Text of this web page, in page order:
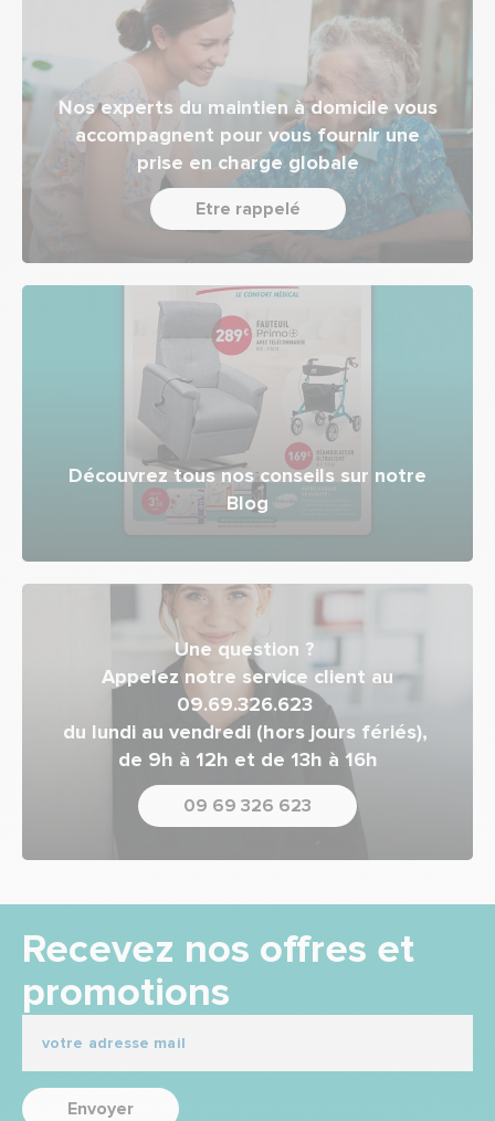
Nos experts du maintien à domicile vous
accompagnent pour vous fournir une
prise en charge globale
Etre rappelé
Découvrez tous nos conseils sur notre
Blog
Une question ?
Appelez notre service client au
09.69.326.623
du lundi au vendredi (hors jours fériés),
de 9h à 12h et de 13h à 16h
09 69 326 623
Recevez nos offres et
promotions
Envoyer